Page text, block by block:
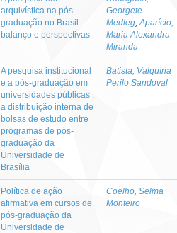
arquivística na pós-
graduação no Brasil :
balanço e perspectivas
Georgete
Medleg; Aparício,
Maria Alexandra
Miranda
A pesquisa institucional
e a pós-graduação em
universidades públicas :
a distribuição interna de
bolsas de estudo entre
programas de pós-
graduação da
Universidade de
Brasília
Batista, Valquíria
Perilo Sandoval
Política de ação
afirmativa em cursos de
pós-graduação da
Universidade de
Coelho, Selma
Monteiro